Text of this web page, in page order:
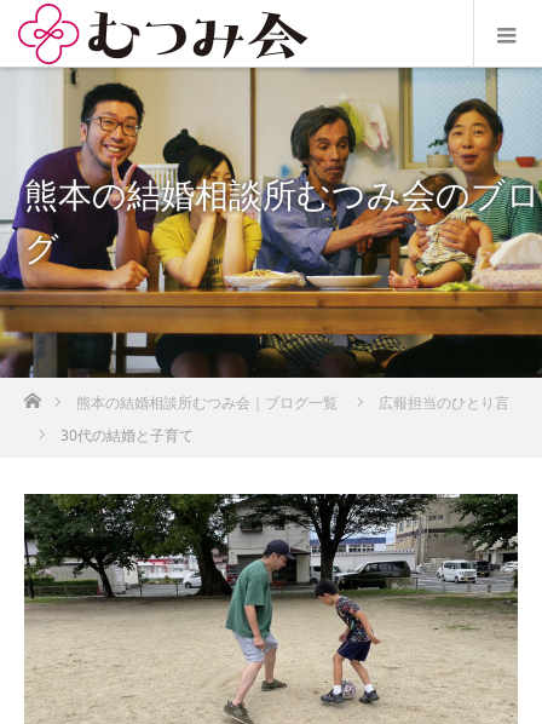
熊本の結婚相談所むつみ会のブロ
グ
ホーム熊本の結婚相談所むつみ会｜ブログ一覧
広報担当のひとり言
30代の結婚と子育て